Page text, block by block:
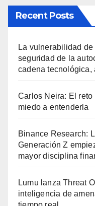
Recent Posts
La vulnerabilidad
seguridad de la
cadena tecnológica,
Carlos Neira: El reto
miedo a entenderla
Binance Research:
Generación Z
mayor disciplina
Lumu lanza Threat
inteligencia de